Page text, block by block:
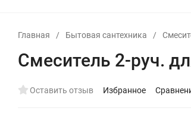
Главная / Бытовая сантехника /
Смеситель 2-руч.
Оставить отзыв Избранное